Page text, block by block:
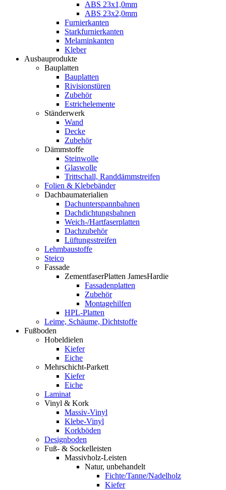
ABS 23x1,0mm
ABS 23x2,0mm
Furnierkanten
Starkfurnierkanten
Melaminkanten
Kleber
Ausbauprodukte
Bauplatten
Bauplatten
Rivisionstüren
Zubehör
Estrichelemente
Ständerwerk
Wand
Decke
Zubehör
Dämmstoffe
Steinwolle
Glaswolle
Trittschall, Randdämmstreifen
Folien & Klebebänder
Dachbaumaterialien
Dachunterspannbahnen
Dachdichtungsbahnen
Weich-/Hartfaserplatten
Dachzubehör
Lüftungsstreifen
Lehmbaustoffe
Steico
Fassade
ZementfaserPlatten JamesHardie
Fassadenplatten
Zubehör
Montagehilfen
HPL-Platten
Leime, Schäume, Dichtstoffe
Fußboden
Hobeldielen
Kiefer
Eiche
Mehrschicht-Parkett
Kiefer
Eiche
Laminat
Vinyl & Kork
Massiv-Vinyl
Klebe-Vinyl
Korkböden
Designboden
Fuß- & Sockelleisten
Massivholz-Leisten
Natur, unbehandelt
Fichte/Tanne/Nadelholz
Kiefer